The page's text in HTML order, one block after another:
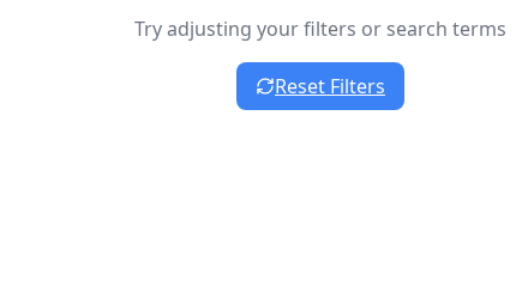
Try adjusting your filters or search terms
Reset Filters